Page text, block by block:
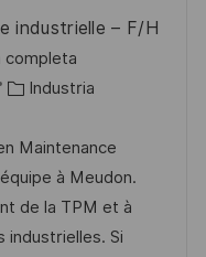
í
a
industrielle – F/H
completa
C
t
e
g
o
Industria
Maintenance
à Meudon.
de la TPM et à
industrielles. Si